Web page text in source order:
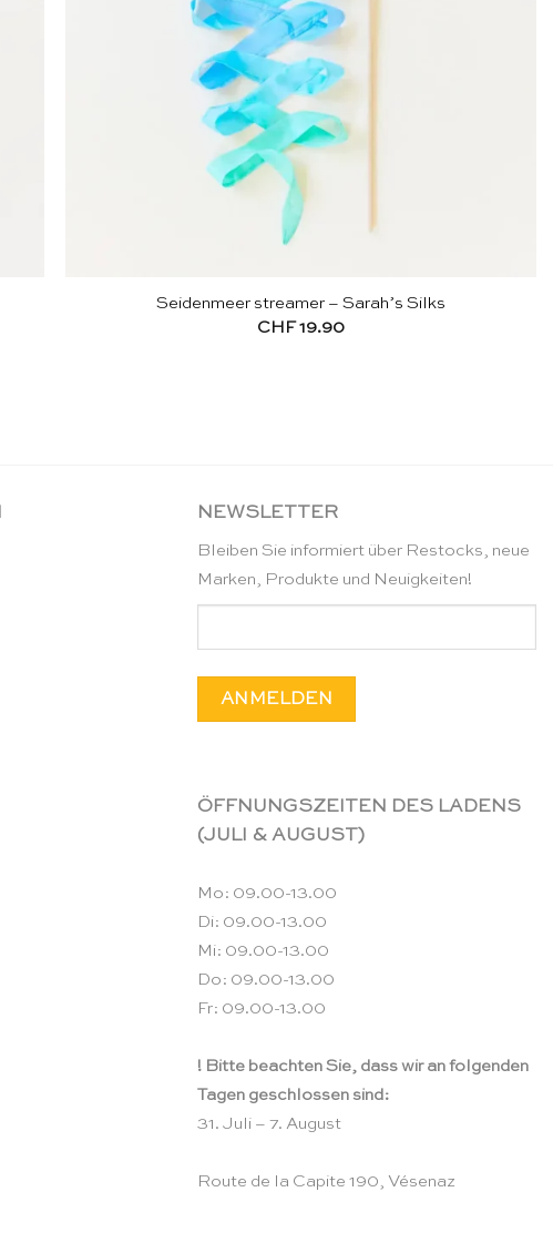
Seidenmeer streamer – Sarah’s Silks
CHF19.90
NEWSLETTER
Bleiben Sie informiert über Restocks, neue
Marken, Produkte und Neuigkeiten!
ÖFFNUNGSZEITEN DES LADENS
(JULI & AUGUST)
Mo: 09.00-13.00
Di: 09.00-13.00
Mi: 09.00-13.00
Do: 09.00-13.00
Fr: 09.00-13.00
! Bitte beachten Sie, dass wir an folgenden
Tagen geschlossen sind:
31. Juli – 7. August
Route de la Capite 190, Vésenaz